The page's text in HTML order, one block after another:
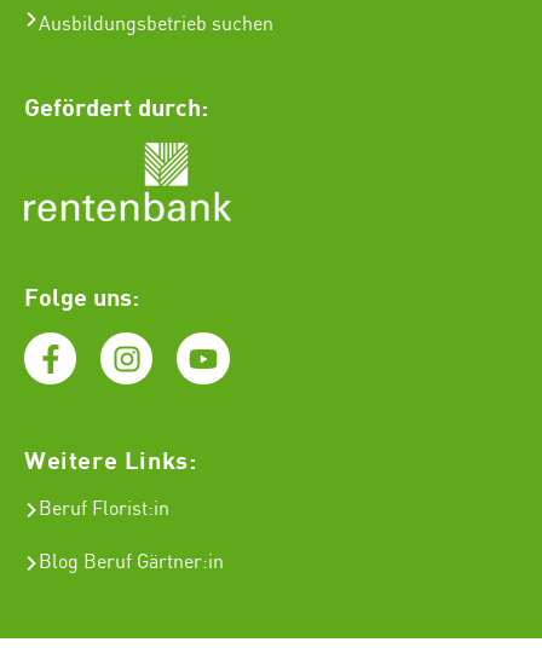
Ausbildungsbetrieb suchen
Gefördert durch:
Folge uns:
Weitere Links:
Beruf Florist:in
Blog Beruf Gärtner:in